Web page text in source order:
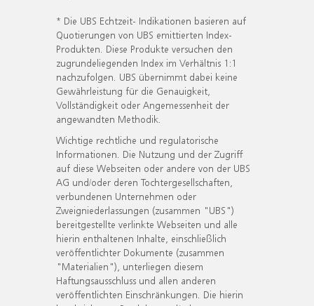
* Die UBS Echtzeit- Indikationen basieren auf
Quotierungen von UBS emittierten Index-
Produkten. Diese Produkte versuchen den
zugrundeliegenden Index im Verhältnis 1:1
nachzufolgen. UBS übernimmt dabei keine
Gewährleistung für die Genauigkeit,
Vollständigkeit oder Angemessenheit der
angewandten Methodik.
Wichtige rechtliche und regulatorische
Informationen. Die Nutzung und der Zugriff
auf diese Webseiten oder andere von der UBS
AG und/oder deren Tochtergesellschaften,
verbundenen Unternehmen oder
Zweigniederlassungen (zusammen "UBS")
bereitgestellte verlinkte Webseiten und alle
hierin enthaltenen Inhalte, einschließlich
veröffentlichter Dokumente (zusammen
"Materialien"), unterliegen diesem
Haftungsausschluss und allen anderen
veröffentlichten Einschränkungen. Die hierin